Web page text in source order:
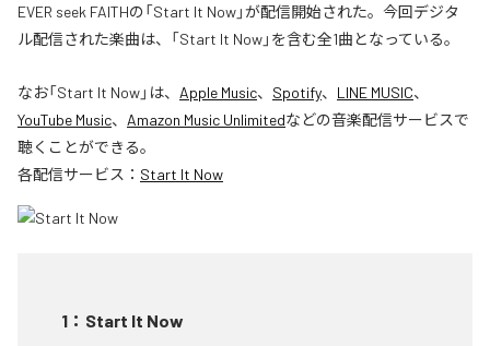
EVER seek FAITHの「Start It Now」が配信開始された。今回デジタ
ル配信された楽曲は、「Start It Now」を含む全1曲となっている。
なお「Start It Now」は、 Apple Music、 Spotify、 LINE MUSIC、
YouTube Music、 Amazon Music Unlimitedなどの音楽配信サービスで
聴くことができる。
各配信サービス： Start It Now
1 ： Start It Now